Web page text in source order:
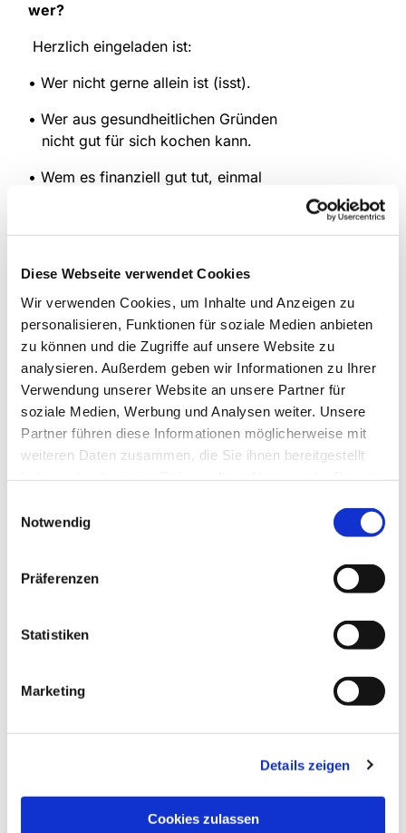
Diese Webseite verwendet Cookies
Wir verwenden Cookies, um Inhalte und Anzeigen zu
personalisieren, Funktionen für soziale Medien anbieten
zu können und die Zugriffe auf unsere Website zu
analysieren. Außerdem geben wir Informationen zu Ihrer
Verwendung unserer Website an unsere Partner für
soziale Medien, Werbung und Analysen weiter. Unsere
Partner führen diese Informationen möglicherweise mit
weiteren Daten zusammen, die Sie ihnen bereitgestellt
Notwendig
Präferenzen
Statistiken
Marketing
Details zeigen
Cookies zulassen
wer?
Herzlich eingeladen ist:
• Wer nicht gerne allein ist (isst).
• Wer aus gesundheitlichen Gründen
nicht gut für sich kochen kann.
• Wem es finanziell gut tut, einmal
nicht selbst für ein Mittagessen sorgen zu
wo?
Luther-Haus
Kontakt: Bärbel Deifuß (Tel: 02307 / 390 33)
Dies könnte Sie auch